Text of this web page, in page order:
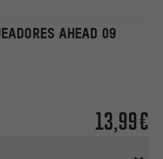
AHEAD 09
13,99€